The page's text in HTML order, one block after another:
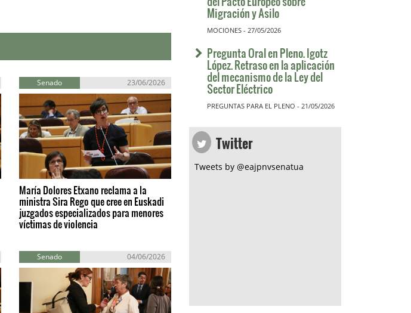
Senado 23/06/2026
María Dolores Etxano reclama a la
ministra Sira Rego que cree en Euskadi
juzgados especializados para menores
víctimas de violencia
Senado 04/06/2026
Migración y Asilo
MOCIONES - 27/05/2026
Pregunta Oral en Pleno. Igotz
López. Retraso en la aplicación
del mecanismo de la Ley del
Sector Eléctrico
PREGUNTAS PARA EL PLENO - 21/05/2026
Twitter
Tweets by @eajpnvsenatua